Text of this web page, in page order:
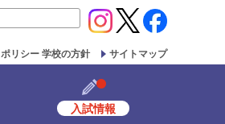
ポリシー 学校の方針 サイトマップ
入試情報